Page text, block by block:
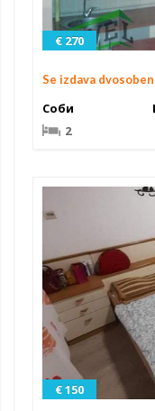
€ 270
Se izdava
Соби
2
€ 150